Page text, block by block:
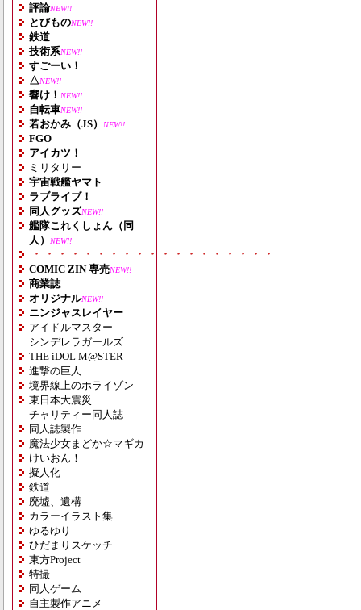
評論NEW!!
とびものNEW!!
鉄道
技術系NEW!!
すごーい！
△NEW!!
響け！ NEW!!
自転車NEW!!
若おかみ（JS） NEW!!
FGO
アイカツ！
ミリタリー
宇宙戦艦ヤマト
ラブライブ！
同人グッズNEW!!
艦隊これくしょん（同
人）
NEW!!
・・・・・・・・・・・・・・・・・・・
COMIC ZIN 専売NEW!!
商業誌
オリジナルNEW!!
ニンジャスレイヤー
アイドルマスター
シンデレラガールズ
THE iDOL M@STER
進撃の巨人
境界線上のホライゾン
東日本大震災
チャリティー同人誌
同人誌製作
魔法少女まどか☆マギカ
けいおん！
擬人化
鉄道
廃墟、遺構
カラーイラスト集
ゆるゆり
ひだまりスケッチ
東方Project
特撮
同人ゲーム
自主製作アニメ